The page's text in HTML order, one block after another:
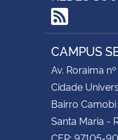
RSS
CAMPUS
Av. Roraima
Cidade
Bairro Camobi
Santa Maria -